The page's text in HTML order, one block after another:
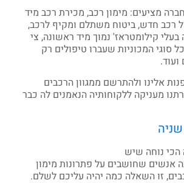
מציעים: מימון רכב, מכירת רכב מיד
רכב חדש, ביטוח משתלם ומקיף לרכב,
בעלי קילומטראז' נמוך מיד ראשונה, צי
סוגי המכוניות שעברו טיפולים רק
ועוד.
אלינו ולהתרשם ממגוון הרכבים
מעניקה ללקוחותיה הנאמנים לה כבר
הכי נוחה שיש
אנשים שחושבים על פתרונות מימון
זו השאלה כמה יהיה עליכם לשלם.